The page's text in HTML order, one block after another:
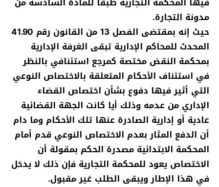
مدونة التجارة.
حيث إنه بمقتضى الفصل 13 من القانون رقم 41.90
المحدث للمحاكم الإدارية تبقى الغرفة الإدارية
بمحكمة النقض مختصة كمرجع استئنافي بالنظر
في استئناف الأحكام المتعلقة بالاختصاص النوعي
التي أثير فيها دفوع بشأن اختصاص القضاء
الإداري من عدمه وذلك أيا كانت الجهة القضائية
عادية أو إدارية الصادرة عنها تلك الأحكام وما دام
أن الدفع المثار بعدم الاختصاص النوعي قدم أمام
المحكمة الابتدائية مصدرة الحكم بمقولة أن
الاختصاص يعود للمحكمة التجارية فإن ذلك لا يدخل
في هذا الإطار ويبقى الطلب غير مقبول.